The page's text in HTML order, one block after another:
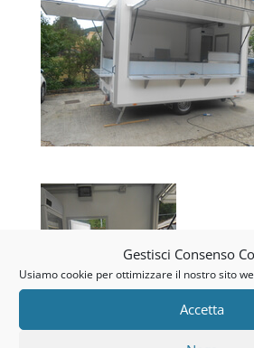
Gestisci Consenso
Usiamo cookie per ottimizzare il nostro sito
Accetta